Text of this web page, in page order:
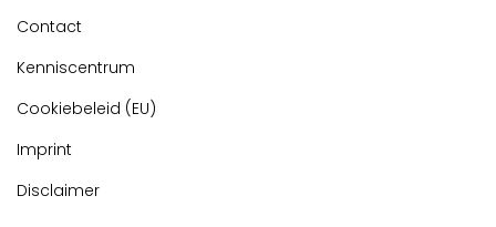
Contact
Kenniscentrum
Cookiebeleid (EU)
Imprint
Disclaimer